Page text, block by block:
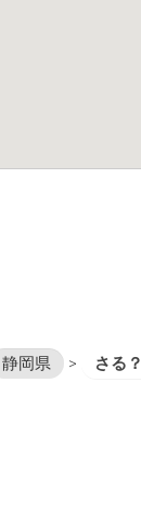
静岡県 > さる？